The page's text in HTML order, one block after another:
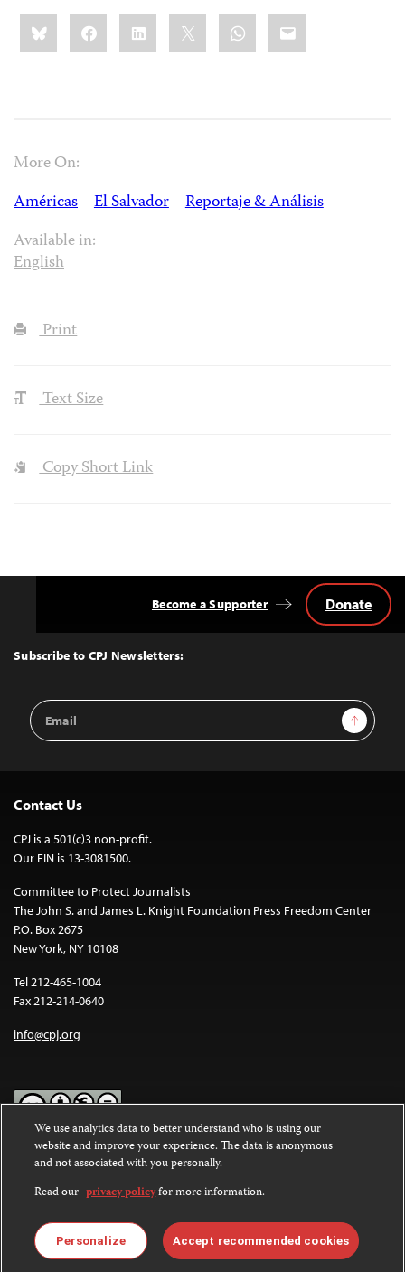
Share
this:BlueskyFacebookLinkedIn WhatsApp
Email
More On:
Américas
El Salvador
Reportaje & Análisis
Available in:
English
Print
Text Size
Copy Short Link
Top
Subscribe to CPJ Newsletters:
Email
Address
Sign Up
Become a Supporter Donate
Contact Us
CPJ is a 501(c)3 non-profit.
Our EIN is 13-3081500.
Committee to Protect Journalists
The John S. and James L. Knight Foundation Press Freedom Center
P.O. Box 2675
New York, NY 10108
Tel 212-465-1004
Fax 212-214-0640
info@cpj.org
Except where noted, text on this website is licensed under a
Commons Attribution-NonCommercial-NoDerivatives 4.0
International License.
Images and other media are not covered by the Creative Commons
license. For more information about permissions, see ourFAQs
We use analytics data to better understand who is using our
website and improve your experience. The data is anonymous
and not associated with you personally.
Read our privacy policyfor more information.
Personalize Accept recommended cookies